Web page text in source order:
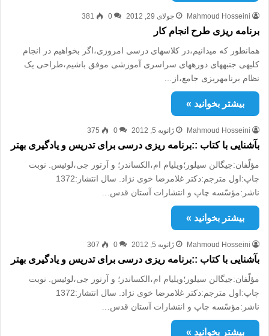
Mahmoud Hosseini جولای 29, 2012 0
381
برنامه ‏ریزی طرح انجام کار
همان‏طور که می‏دانیم،در کلاس‏های درسی امروزی،اگر بخواهیم در انجام
کلیه‏ی جنبه‏های دوره‏های سراسری آموزشی موفق باشیم،طراحی‏ یک
نظام برنامه‏ریزی جامع،از…
بیشتر بخوانید »
Mahmoud Hosseini ژانویه 5, 2012 0
375
بآشنایی با کتاب‏ ::برنامه ریزی درسی برای تدریس و یادگیری بهتر
مؤلّفان:جی‏گالن سیلور؛ویلیام ام،الکساندر؛ و آرتور جی،لوئیس. نوبت
چاپ:اول مترجم:دکتر غلامرضا خوی نژاد. سال انتشار:1372
ناشر:مؤسّسه چاپ و انتشارات آستان قدس…
بیشتر بخوانید »
Mahmoud Hosseini ژانویه 5, 2012 0
307
بآشنایی با کتاب‏ ::برنامه ریزی درسی برای تدریس و یادگیری بهتر
مؤلّفان:جی‏گالن سیلور؛ویلیام ام،الکساندر؛ و آرتور جی،لوئیس. نوبت
چاپ:اول مترجم:دکتر غلامرضا خوی نژاد. سال انتشار:1372
ناشر:مؤسّسه چاپ و انتشارات آستان قدس…
بیشتر بخوانید »